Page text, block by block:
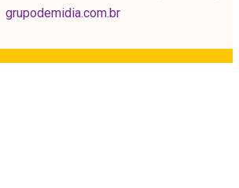
grupodemidia.com.br